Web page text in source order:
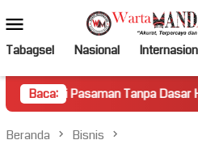
ke
kontenMobile
Tabagsel Nasional
Baca:Tanpa Dasar Hukum Picu
Beranda Bisnis